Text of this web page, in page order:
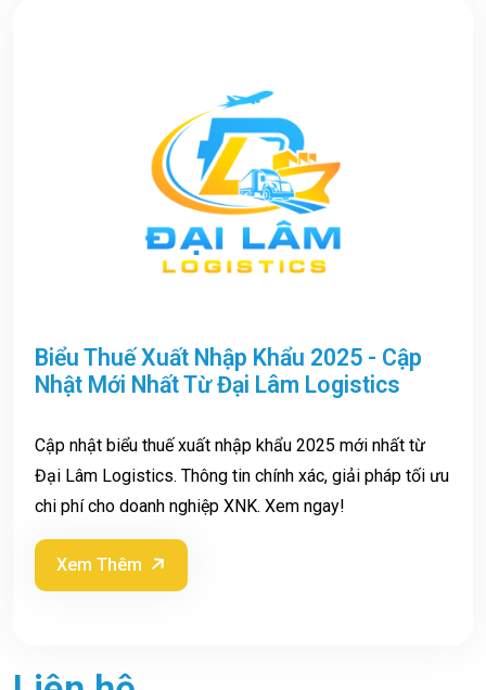
Biểu Thuế Xuất Nhập Khẩu 2025 - Cập
Nhật Mới Nhất Từ Đại Lâm Logistics
Cập nhật biểu thuế xuất nhập khẩu 2025 mới nhất từ
Đại Lâm Logistics. Thông tin chính xác, giải pháp tối ưu
chi phí cho doanh nghiệp XNK. Xem ngay!
Xem Thêm